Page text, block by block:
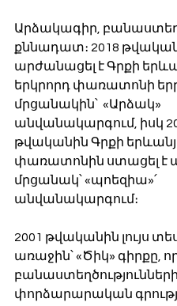
Արձակագիր,
քննադատ։ 2018
արժանացել է Գրքի
երկրորդ փառատոնի
մրցանակին՝  «Արձակ»
անվանակարգում, իսկ
թվականին Գրքի
փառատոնին ստացել է
մրցանակ՝ «պոեզիա»՛
անվանակարգում։
2001 թվականին լույս
առաջին՝ «Ծիկ» գիրքը,
բանաստեղծությունների
փորձարարական